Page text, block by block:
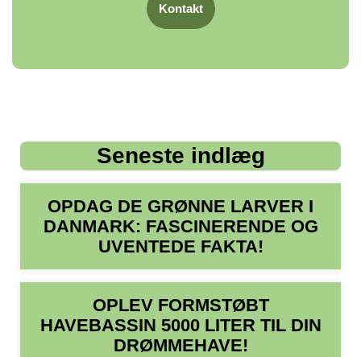
Kontakt
Seneste indlæg
OPDAG DE GRØNNE LARVER I
DANMARK: FASCINERENDE OG
UVENTEDE FAKTA!
OPLEV FORMSTØBT
HAVEBASSIN 5000 LITER TIL DIN
DRØMMEHAVE!